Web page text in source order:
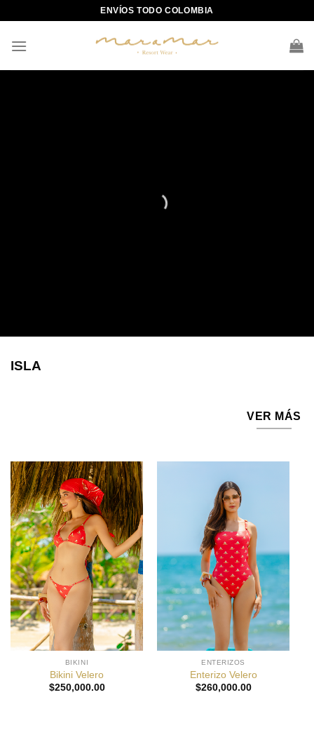
content
ENVÍOS TODO COLOMBIA
ISLA
VER MÁS
BIKINI
Bikini Velero
$250,000.00
ENTERIZOS
Enterizo Velero
$260,000.00